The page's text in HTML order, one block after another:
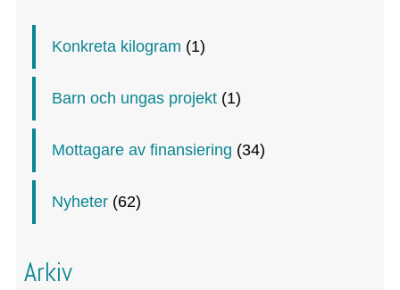
Konkreta kilogram (1)
Barn och ungas projekt (1)
Mottagare av finansiering (34)
Nyheter (62)
Arkiv